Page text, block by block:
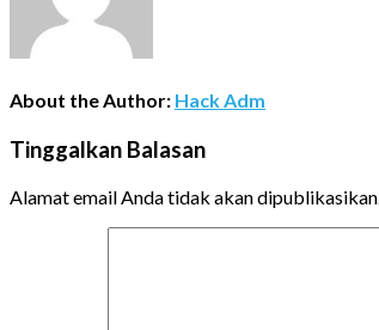
About the Author: Hack Adm
Tinggalkan Balasan
Alamat email Anda tidak akan dipublikasikan.